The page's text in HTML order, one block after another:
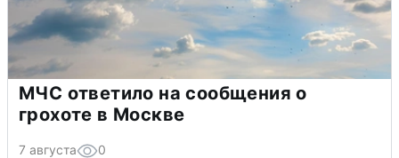
МЧС ответило на сообщения о
грохоте в Москве
7 августа 0